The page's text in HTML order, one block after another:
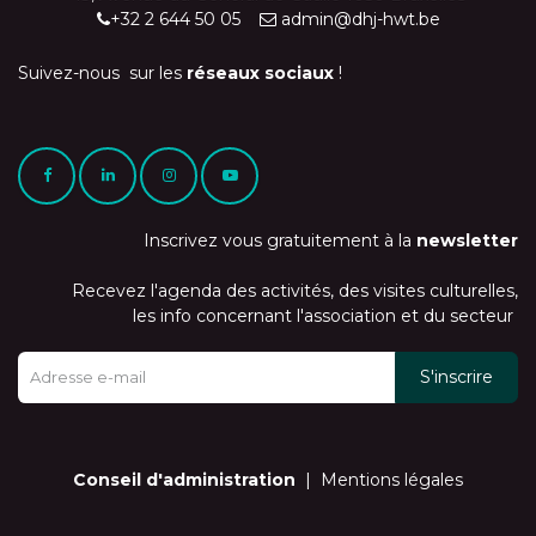
+32 2 644 50 05
admin@dhj-hwt.be
Suivez-nous sur les réseaux sociaux !
Inscrivez vous gratuitement à la newsletter
Recevez l'agenda des activités, des visites culturelles,
les info concernant l'association et du secteur
S'inscrire
Conseil d'administration | Mentions légales